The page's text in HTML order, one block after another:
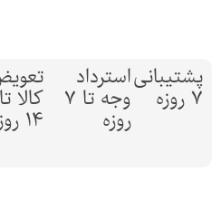
پشتیبانی
7 روزه
استرداد
وجه تا 7
روزه
کالا تا
14 روز